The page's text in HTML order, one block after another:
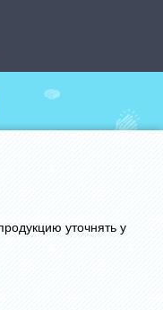
уточнять у